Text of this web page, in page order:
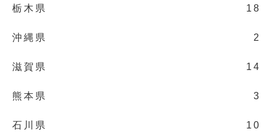
栃木県 18
沖縄県 2
滋賀県 14
熊本県 3
石川県 10